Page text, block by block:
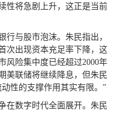
性将急剧上升，这正是当前
行与股市泡沫。朱民指出，
次出现资本充足率下降，这
风险集中度已经超过2000年
美联储将继续降息，但朱民
性的支撑作用其实有限。”
在数字时代全面展开。朱民